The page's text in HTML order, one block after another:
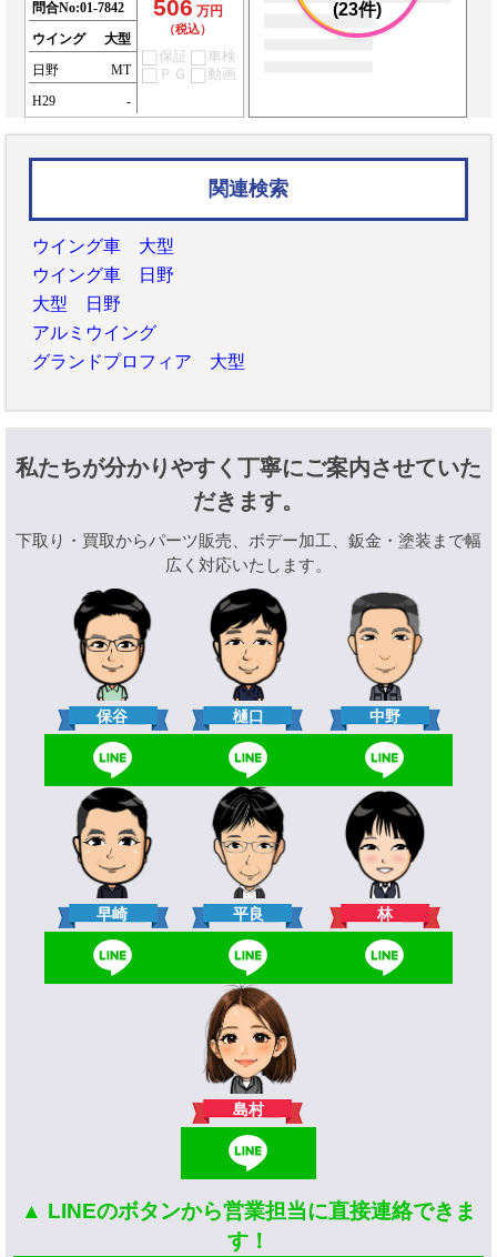
問合No:01-7842
ウイング
大型
日野
MT
H29
-
506 万円
（税込）
保証
車検
ＰＧ
動画
(23件)
関連検索
ウイング車 大型
ウイング車 日野
大型 日野
アルミウイング
グランドプロフィア 大型
私たちが分かりやすく丁寧にご案内させていた
だきます。
下取り・買取からパーツ販売、ボデー加工、鈑金・塗装まで幅
広く対応いたします。
保谷 樋口 中野
早崎 平良 林
島村
▲ LINEのボタンから営業担当に直接連絡できま
す！